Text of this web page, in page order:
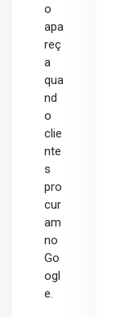
o
apa
reç
a
qua
nd
o
clie
nte
s
pro
cur
am
no
Go
ogl
e.